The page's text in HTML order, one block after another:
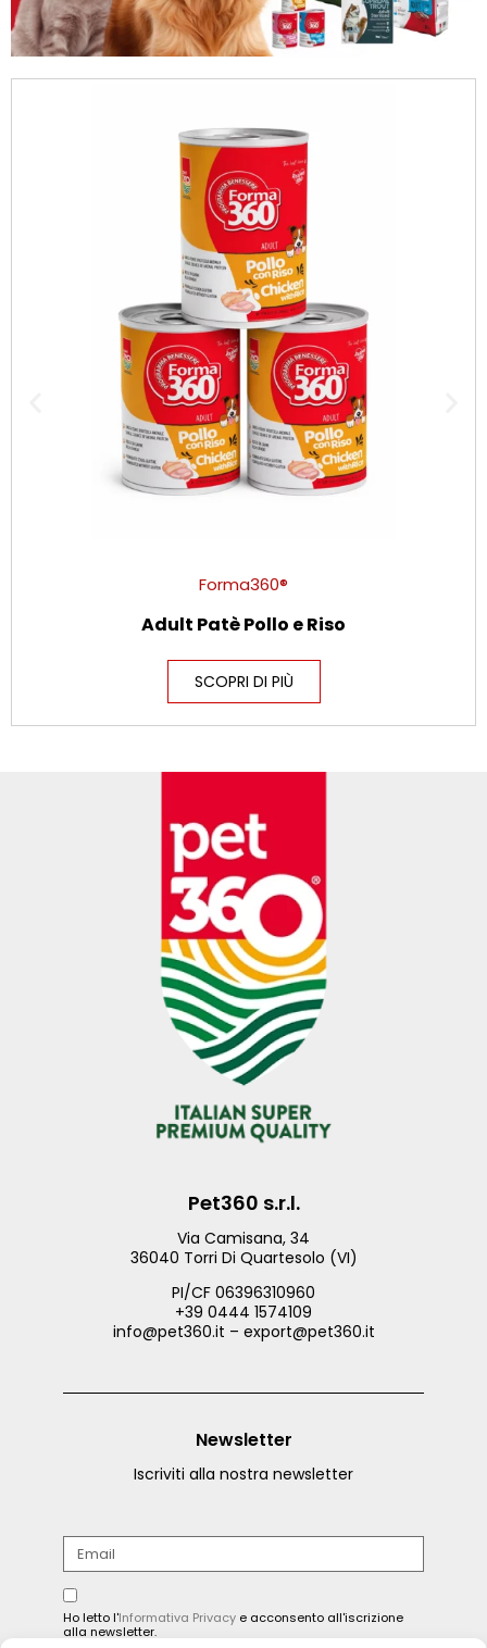
Forma360®
Adult Patè Pollo e Riso
SCOPRI DI PIÙ
Pet360 s.r.l.
Via Camisana, 34
36040 Torri Di Quartesolo (VI)
PI/CF 06396310960
+39 0444 1574109
info@pet360.it – export@pet360.it
Newsletter
Iscriviti alla nostra newsletter
Ho letto l'Informativa Privacy e acconsento all'iscrizione
alla newsletter.